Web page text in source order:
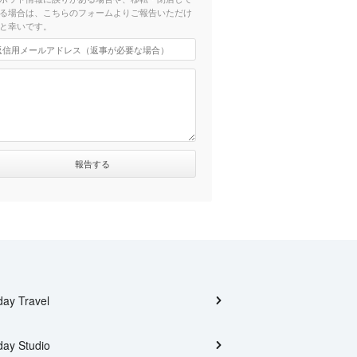
場合は、こちらのフォームよりご報告いただけ
幸いです。
Travel
Studio